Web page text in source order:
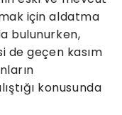
için aldatma
bulunurken,
de geçen kasım
konusunda